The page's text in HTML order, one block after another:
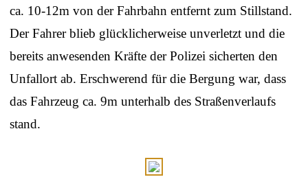
ca. 10-12m von der Fahrbahn entfernt zum Stillstand.
Der Fahrer blieb glücklicherweise unverletzt und die
bereits anwesenden Kräfte der Polizei sicherten den
Unfallort ab. Erschwerend für die Bergung war, dass
das Fahrzeug ca. 9m unterhalb des Straßenverlaufs
stand.